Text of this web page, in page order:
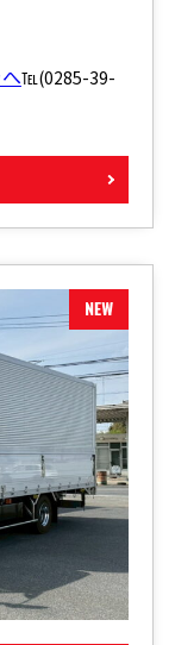
℡(0285-39-